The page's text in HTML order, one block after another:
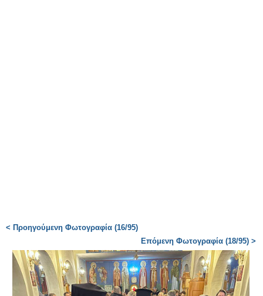
< Προηγούμενη Φωτογραφία (16/95)
Επόμενη Φωτογραφία (18/95) >